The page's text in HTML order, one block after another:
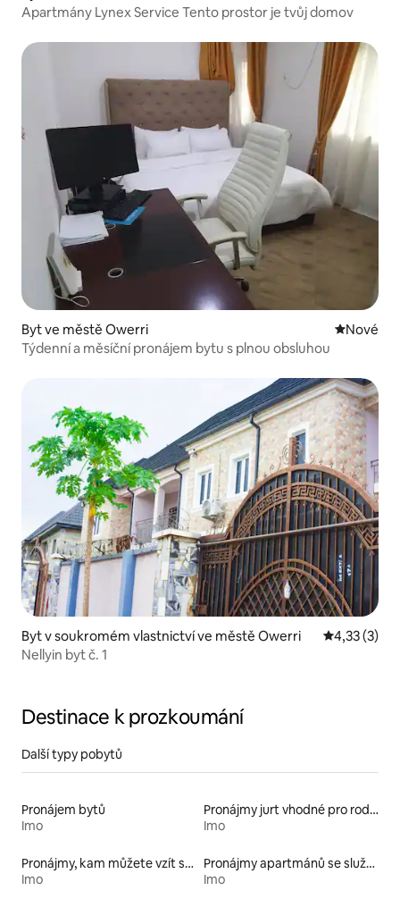
Apartmány Lynex Service Tento prostor je tvůj domov
Byt ve městě Owerri Nové
Nové
Týdenní a měsíční pronájem bytu s plnou obsluhou
Byt v soukromém vlastnictví ve městě Owerri Průměrné
4,33 (3)
Nellyin byt č. 1
Destinace k prozkoumání
Další typy pobytů
Pronájem bytů
Imo
Pronájmy jurt vhodné pro rodiny s dětmi
Imo
Pronájmy, kam můžete vzít své domácí mazlíčky
Imo
Pronájmy apartmánů se službami
Imo